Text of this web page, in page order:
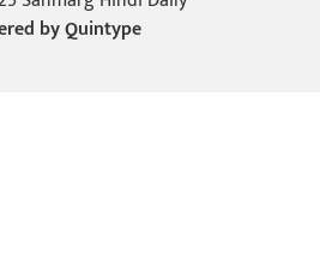
byQuintype